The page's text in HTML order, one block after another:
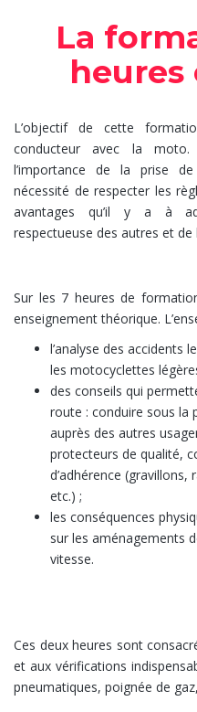
La
heures
L’objectif de cette
conducteur avec la
l’importance de la prise
nécessité de respecter les
avantages qu’il y a à
respectueuse des autres et de
Sur les 7 heures de
enseignement théorique.
l’analyse des accidents
les motocyclettes
des conseils qui
route : conduire sous la
auprès des autres
protecteurs de qualité,
d’adhérence
etc.) ;
les conséquences
sur les aménagements
vitesse.
Ces deux heures sont
et aux vérifications
pneumatiques, poignée de